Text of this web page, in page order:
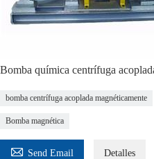
Bomba química centrífuga
bomba centrífuga acoplada magnéticamente
Bomba magnética
 Send Email Detalles